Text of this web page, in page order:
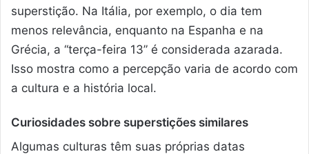
superstição. Na Itália, por exemplo, o dia tem
menos relevância, enquanto na Espanha e na
Grécia, a “terça-feira 13” é considerada azarada.
Isso mostra como a percepção varia de acordo com
a cultura e a história local.
Curiosidades sobre superstições similares
Algumas culturas têm suas próprias datas